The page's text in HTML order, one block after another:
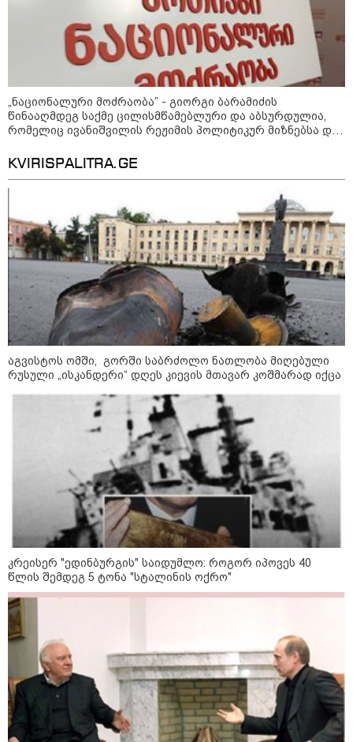
ჰეგსეთს დაუპირისპირდა:
დეტალები
კატეგორიის ყველა სიახლე
კატეგორიები
7
აგვისტო
დღის ზოგადი
ასტროლოგიური
პროგნოზი
პერიოდია დაწყებული საქმეების ბოლომდე მოსაყვანად,
ფინანსური საკითხების გადასამოწმებლად და სამუშაო
სივრცის მოწესრიგებისთვის. თანმიმდევრული მოქმედება და
პრაქტიკული მიდგომა სასურველ შედეგს უდანაკარგოდ
მოგიტანთ.
„ნაციონალური მოძრაობა” - გიორგი ბარამიძის
წინააღმდეგ საქმე ცილისმწამებლური და აბსურდულია,
რომელიც ივანიშვილის რეჟიმის პოლიტიკურ მიზნებსა და
შეთითხნილი საქმე დასტურია ამ რეჟიმის რუსული ბუნების
KVIRISPALITRA.GE
აგვისტოს ომში, გორში საბრძოლო ნათლობა მიღებული
რუსული „ისკანდერი“ დღეს კიევის მთავარ კოშმარად იქცა
კრეისერ "ედინბურგის" საიდუმლო: როგორ იპოვეს 40
წლის შემდეგ 5 ტონა "სტალინის ოქრო"